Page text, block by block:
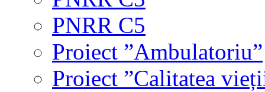
PNRR C5
Proiect ”Ambulatoriu”
Proiect ”Calitatea